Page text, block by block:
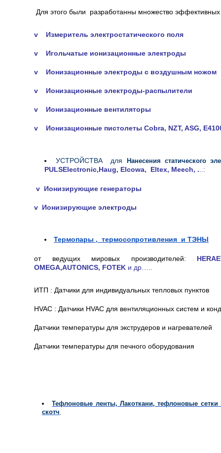
Для этого были разработанны множество
v Измеритель электростатического поля
v Игольчатые ионизационные электроды
v Ионизационные электроды с воздушным ножом
v Ионизационные электроды-распылители
v Ионизационные вентиляторы
v Ионизационные пистолеты Cobra, NZT, ASG,
УСТРОЙСТВА для Нанесения статического
PULSElectronic,Haug, Elcowa, Eltex, Meech, . ..:
v Ионизирующие генераторы
v Ионизирующие электроды
Термопары , термосопротивления и ТЭНЫ
от ведущих мировых производителей:
OMEGA,AUTONICS, FOTEK и др…..
ИТП : Датчики для индивидуальных тепловых пунктов
HVAC : Датчики HVAC для вентиляционных систем и
Датчики температуры для экструдеров и нагревателей
Датчики температуры для печного оборудования
Тефлоновые ленты, Лакоткани, тефлоновые сетки
скотч